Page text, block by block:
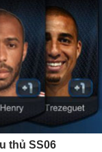
thủ SS06